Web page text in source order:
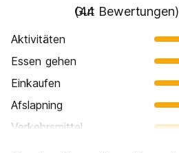
Gut
(44 Bewertungen)
Aktivitäten
Essen gehen
Einkaufen
Afslapning
Verkehrsmittel